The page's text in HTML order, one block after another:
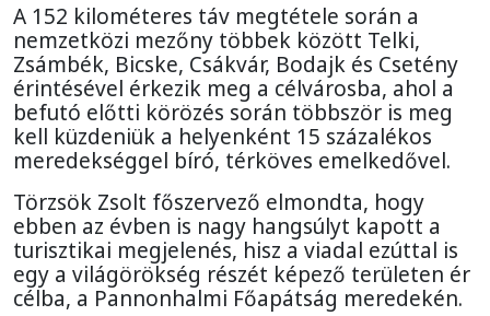
A 152 kilométeres táv megtétele során a
nemzetközi mezőny többek között Telki,
Zsámbék, Bicske, Csákvár, Bodajk és Csetény
érintésével érkezik meg a célvárosba, ahol a
befutó előtti körözés során többször is meg
kell küzdeniük a helyenként 15 százalékos
meredekséggel bíró, térköves emelkedővel.
Törzsök Zsolt főszervező elmondta, hogy
ebben az évben is nagy hangsúlyt kapott a
turisztikai megjelenés, hisz a viadal ezúttal is
egy a világörökség részét képező területen ér
célba, a Pannonhalmi Főapátság meredekén.